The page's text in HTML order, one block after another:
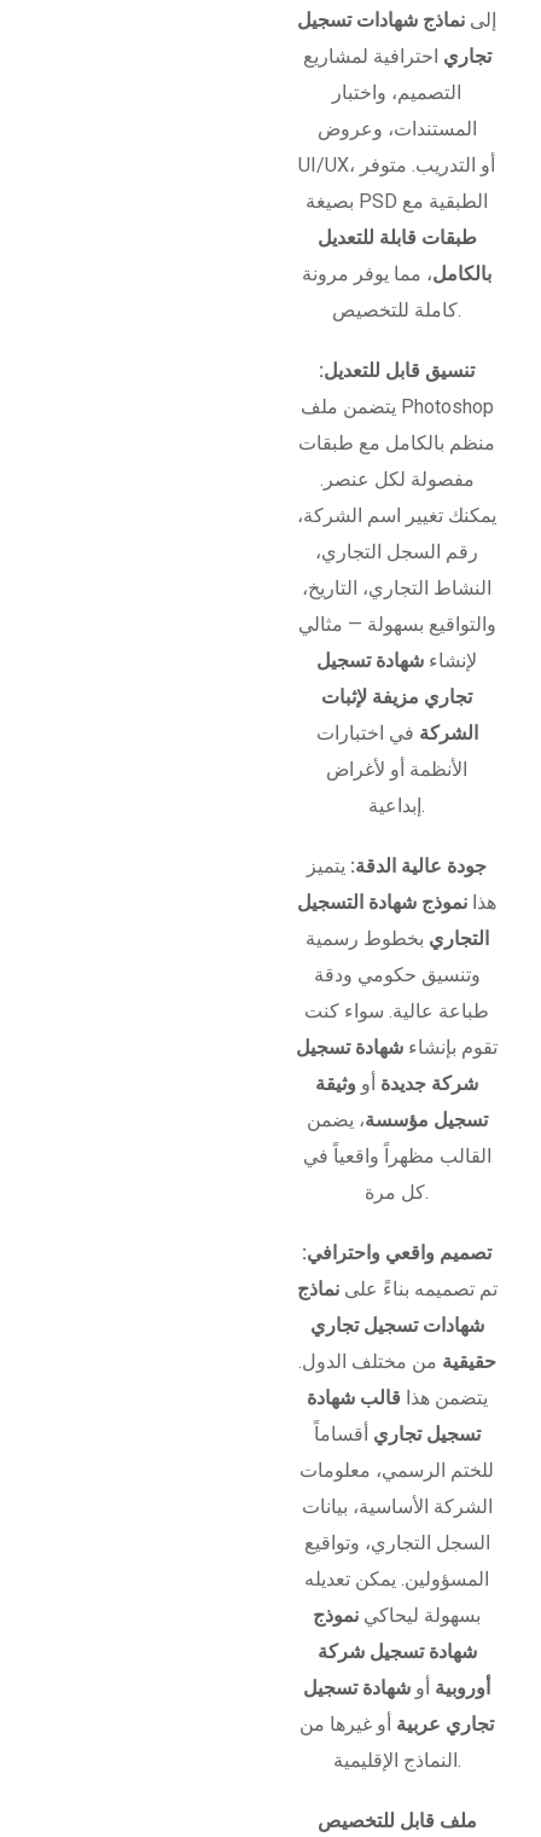
إلى نماذج شهادات تسجيل
تجاري احترافية لمشاريع
التصميم، واختبار
المستندات، وعروض
UI/UX، أو التدريب. متوفر
بصيغة PSD الطبقية مع
طبقات قابلة للتعديل
بالكامل، مما يوفر مرونة
كاملة للتخصيص.
تنسيق قابل للتعديل:
يتضمن ملف Photoshop
منظم بالكامل مع طبقات
مفصولة لكل عنصر.
يمكنك تغيير اسم الشركة،
رقم السجل التجاري،
النشاط التجاري، التاريخ،
والتواقيع بسهولة — مثالي
لإنشاء شهادة تسجيل
تجاري مزيفة لإثبات
الشركة في اختبارات
الأنظمة أو لأغراض
إبداعية.
جودة عالية الدقة: يتميز
هذا نموذج شهادة التسجيل
التجاري بخطوط رسمية
وتنسيق حكومي ودقة
طباعة عالية. سواء كنت
تقوم بإنشاء شهادة تسجيل
شركة جديدة أو وثيقة
تسجيل مؤسسة، يضمن
القالب مظهراً واقعياً في
كل مرة.
تصميم واقعي واحترافي:
تم تصميمه بناءً علىنماذج
شهادات تسجيل تجاري
حقيقية من مختلف الدول.
يتضمن هذا قالب شهادة
تسجيل تجاري أقساماً
للختم الرسمي، معلومات
الشركة الأساسية، بيانات
السجل التجاري، وتواقيع
المسؤولين. يمكن تعديله
بسهولة ليحاكي نموذج
شهادة تسجيل شركة
أوروبية أو شهادة تسجيل
تجاري عربية أو غيرها من
النماذج الإقليمية.
ملف قابل للتخصيص